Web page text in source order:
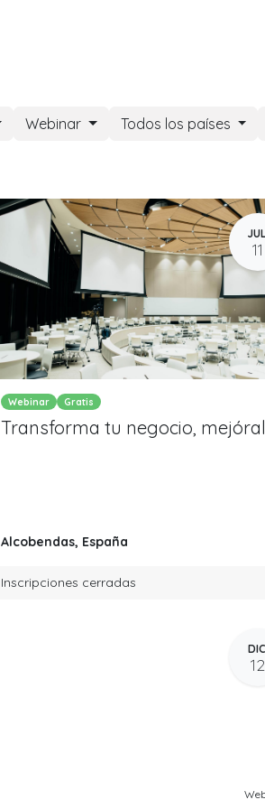
Webinar Todos los países
11
Webinar Gratis
Transforma tu negocio,
Alcobendas, España
Inscripciones cerradas
12